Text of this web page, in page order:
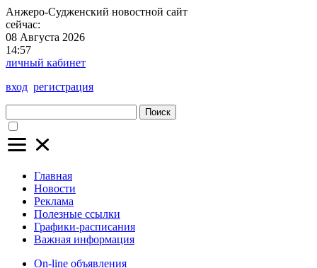
Анжеро-Судженский новостной сайт
сейчас:
08 Августа 2026
14:57
личный кабинет
вход регистрация
Поиск
Главная
Новости
Реклама
Полезные ссылки
Графики-расписания
Важная информация
On-line объявления